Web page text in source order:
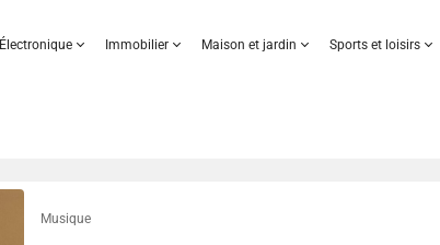
Électronique Immobilier Maison et jardin Sports et loisirs
Musique